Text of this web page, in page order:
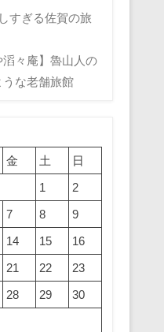
すぎる佐賀の旅
滔々庵】魯山人の
な老舗旅館
金 土
日
1
2
7 8
9
14 15
16
21 22
23
28 29
30